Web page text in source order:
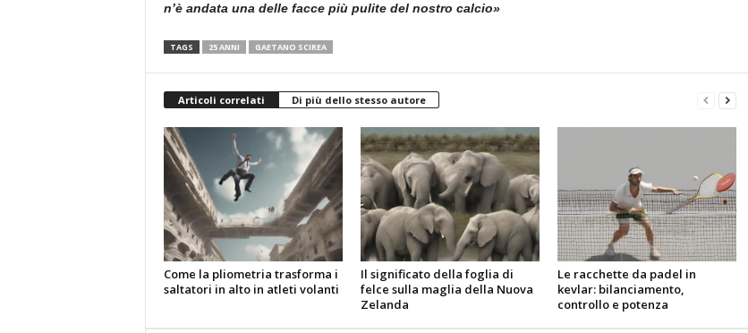
n’è andata una delle facce più pulite del nostro calcio»
TAGS 25 ANNI GAETANO SCIREA
Articoli correlati Di più dello stesso autore
Come la pliometria trasforma i
saltatori in alto in atleti volanti
Il significato della foglia di
felce sulla maglia della Nuova
Zelanda
Le racchette da padel in
kevlar: bilanciamento,
controllo e potenza